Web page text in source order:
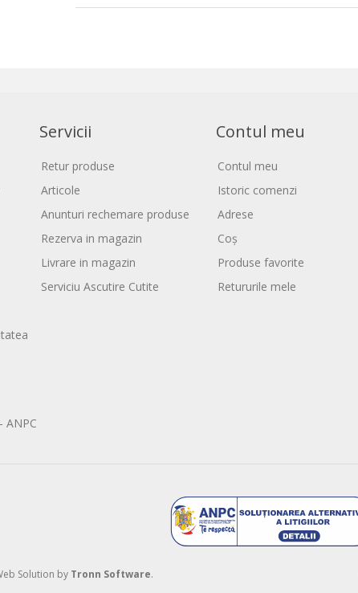
ANPC
Servicii
Retur produse
Articole
Anunturi rechemare produse
Rezerva in magazin
Livrare in magazin
Serviciu Ascutire Cutite
Contul meu
Contul meu
Istoric comenzi
Adrese
Coș
Produse favorite
Retururile mele
Solution by Tronn Software.